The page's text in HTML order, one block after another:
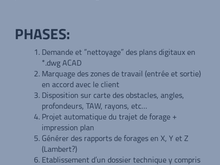
PHASES:
Demande et “nettoyage” des plans digitaux en
*.dwg ACAD
Marquage des zones de travail (entrée et sortie)
en accord avec le client
Disposition sur carte des obstacles, angles,
profondeurs, TAW, rayons, etc…
Projet automatique du trajet de forage +
impression plan
Générer des rapports de forages en X, Y et Z
(Lambert?)
Etablissement d’un dossier technique y compris